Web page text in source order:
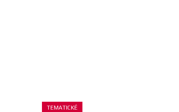
TEMATICKÉ